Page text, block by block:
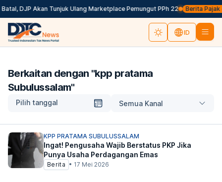
DJP Akan Tunjuk Ulang Marketplace Pemungut PPh 22 Berita Pajak
ID
Berkaitan dengan "kpp pratama
Subulussalam"
Pilih tanggal Semua Kanal
KPP PRATAMA SUBULUSSALAM
Ingat! Pengusaha Wajib Berstatus PKP Jika
Punya Usaha Perdagangan Emas
Berita • 17 Mei 2026